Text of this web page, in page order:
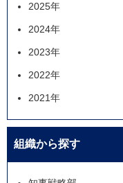
2025年
2024年
2023年
2022年
2021年
組織から探す